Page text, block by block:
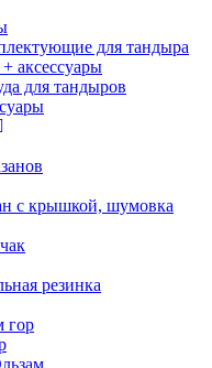
для тандыра
аксессуары
для тандыров
с крышкой, шумовка
резинка
гор